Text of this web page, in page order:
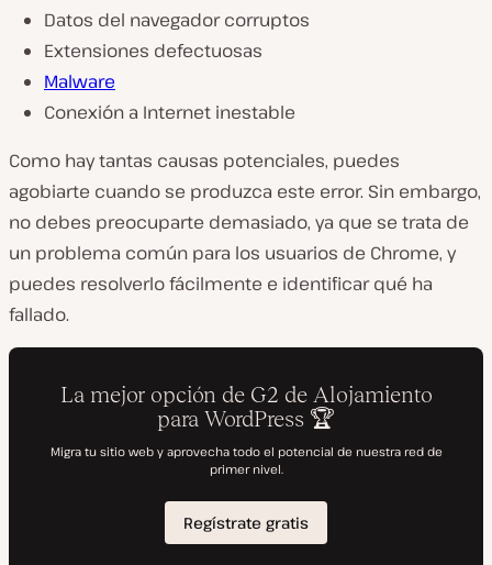
Datos del navegador corruptos
Extensiones defectuosas
Malware
Conexión a Internet inestable
Como hay tantas causas potenciales, puedes
agobiarte cuando se produzca este error. Sin embargo,
no debes preocuparte demasiado, ya que se trata de
un problema común para los usuarios de Chrome, y
puedes resolverlo fácilmente e identificar qué ha
fallado.